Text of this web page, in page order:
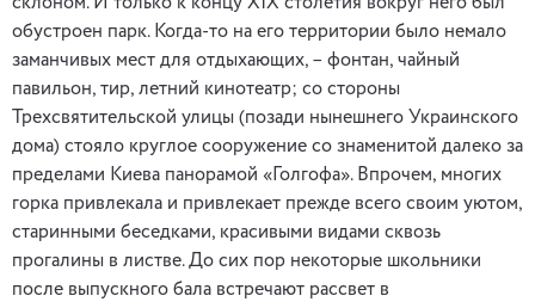
обустроен парк. Когда-то на его территории было немало
заманчивых мест для отдыхающих, – фонтан, чайный
павильон, тир, летний кинотеатр; со стороны
Трехсвятительской улицы (позади нынешнего Украинского
дома) стояло круглое сооружение со знаменитой далеко за
пределами Киева панорамой «Голгофа». Впрочем, многих
горка привлекала и привлекает прежде всего своим уютом,
старинными беседками, красивыми видами сквозь
прогалины в листве. До сих пор некоторые школьники
после выпускного бала встречают рассвет в